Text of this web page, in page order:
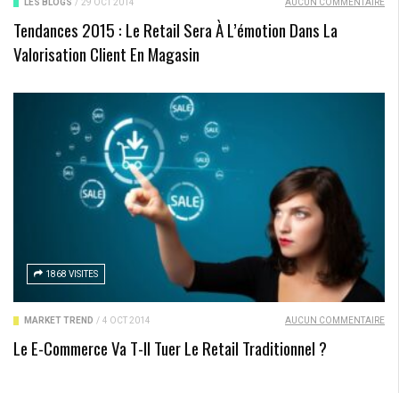
LES BLOGS / 29 OCT 2014 AUCUN COMMENTAIRE
Tendances 2015 : Le Retail Sera À L’émotion Dans La
Valorisation Client En Magasin
1868 VISITES
MARKET TREND / 4 OCT 2014 AUCUN COMMENTAIRE
Le E-Commerce Va T-Il Tuer Le Retail Traditionnel ?